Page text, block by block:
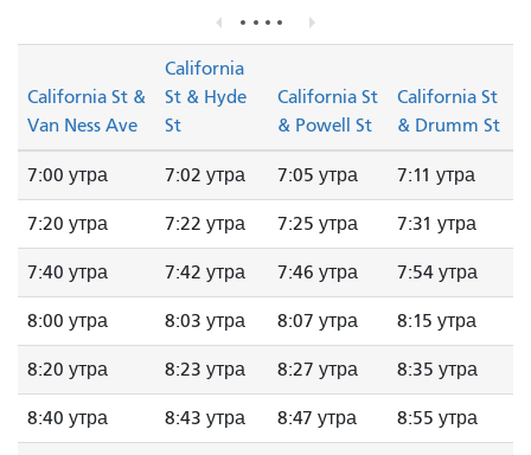
California St &
Van Ness Ave
California
St & Hyde
St
California St
& Powell St
California St
& Drumm St
7:00 утра 7:02 утра 7:05 утра 7:11 утра
7:20 утра 7:22 утра 7:25 утра 7:31 утра
7:40 утра 7:42 утра 7:46 утра 7:54 утра
8:00 утра 8:03 утра 8:07 утра 8:15 утра
8:20 утра 8:23 утра 8:27 утра 8:35 утра
8:40 утра 8:43 утра 8:47 утра 8:55 утра